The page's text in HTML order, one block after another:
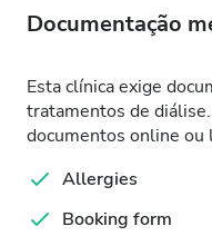
Documentação
Esta clínica exige
tratamentos de
documentos online ou
Allergies
Booking form